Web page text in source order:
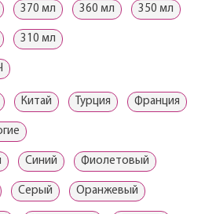
370 мл 360 мл 350 мл
310 мл
Китай Турция Франция
Синий Фиолетовый
Серый Оранжевый